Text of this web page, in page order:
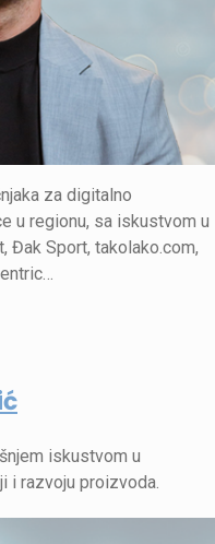
za digitalno
u regionu, sa iskustvom u
Đak Sport, takolako.com,
iskustvom u
i razvoju proizvoda.